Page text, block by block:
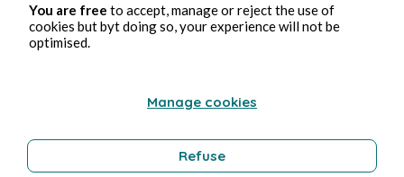
You are free to accept, manage or reject the use of
cookies but byt doing so, your experience will not be
optimised.
Manage cookies
Refuse